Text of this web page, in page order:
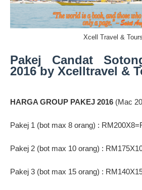
Xcell Travel & Tours
Pakej Candat
2016 by Xcelltravel &
HARGA GROUP PAKEJ 2016 (Mac
Pakej 1 (bot max 8 orang) :
Pakej 2 (bot max 10 orang) :
Pakej 3 (bot max 15 orang) :